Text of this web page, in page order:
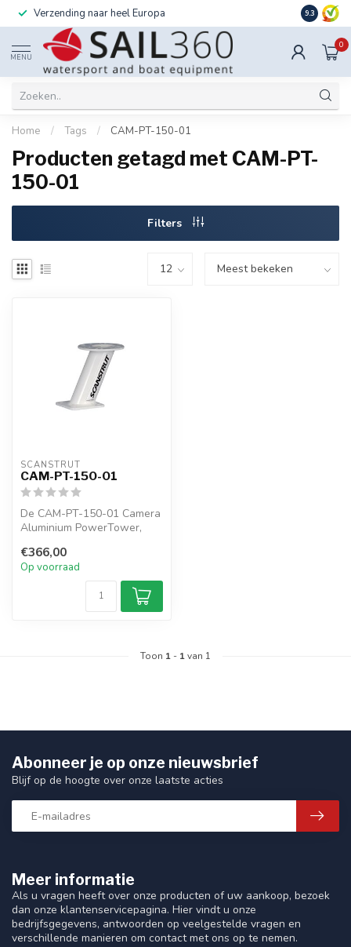
Verzending naar heel Europa Ook
9.3
MENU
0
Home / Tags / CAM-PT-150-01
Producten getagd met CAM-PT-
150-01
Filters
SCANSTRUT
CAM-PT-150-01
De CAM-PT-150-01 Camera
Aluminium PowerTower,
(6"), is ...
€366,00
Op voorraad
Toon 1 - 1van 1
Meer informatie
Als u vragen heeft over onze producten of uw aankoop, bezoek
dan onze klantenservicepagina. Hier vindt u onze
bedrijfsgegevens, antwoorden op veelgestelde vragen en
verschillende manieren om contact met ons op te nemen.
Abonneer je op onze nieuwsbrief
Blijf op de hoogte over onze laatste acties